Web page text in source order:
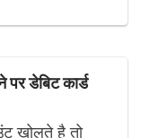
डेबिट कार्ड
खोलते है तो